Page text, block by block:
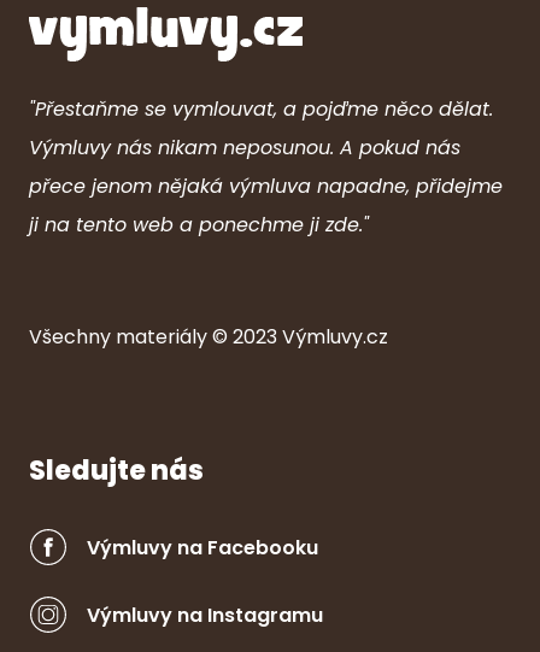
"Přestaňme se vymlouvat, a pojďme něco dělat.
Výmluvy nás nikam neposunou. A pokud nás
přece jenom nějaká výmluva napadne, přidejme
ji na tento web a ponechme ji zde."
Všechny materiály © 2023Výmluvy.cz
Sledujte nás
Výmluvy na Facebooku
Výmluvy na Instagramu